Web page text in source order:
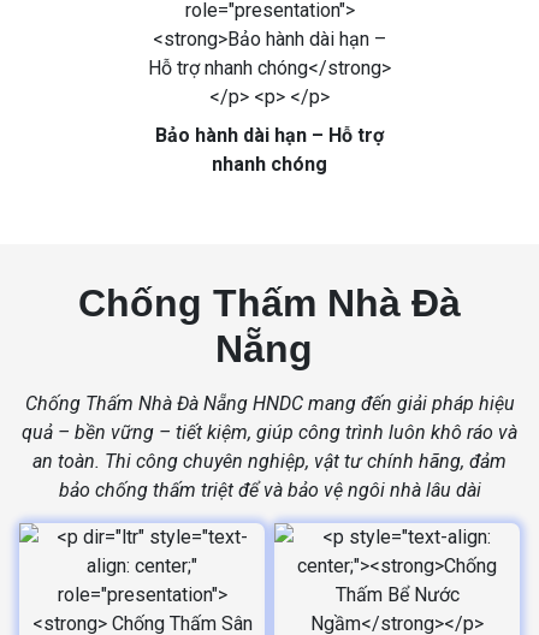
Bảo hành dài hạn – Hỗ trợ
nhanh chóng
Chống Thấm Nhà Đà
Nẵng
Chống Thấm Nhà Đà Nẵng HNDC mang đến giải pháp hiệu
quả – bền vững – tiết kiệm, giúp công trình luôn khô ráo và
an toàn. Thi công chuyên nghiệp, vật tư chính hãng, đảm
bảo chống thấm triệt để và bảo vệ ngôi nhà lâu dài